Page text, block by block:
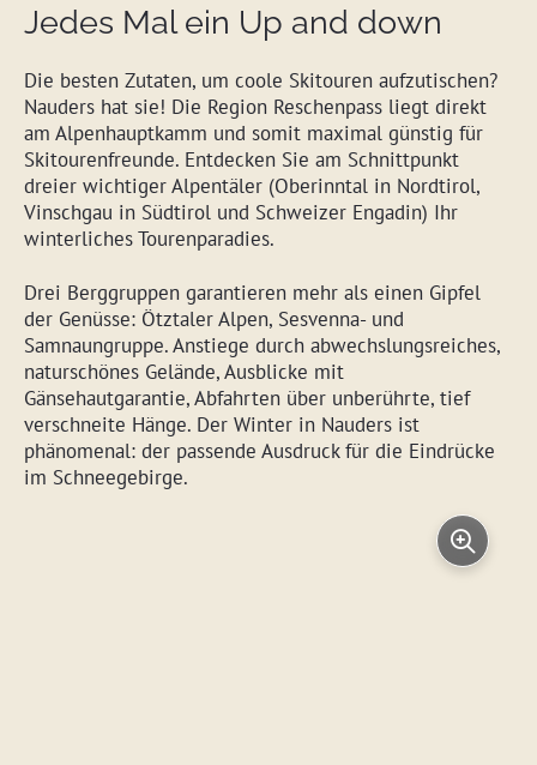
Jedes Mal ein Up and down
Die besten Zutaten, um coole Skitouren aufzutischen?
Nauders hat sie! Die Region Reschenpass liegt direkt
am Alpenhauptkamm und somit maximal günstig für
Skitourenfreunde. Entdecken Sie am Schnittpunkt
dreier wichtiger Alpentäler (Oberinntal in Nordtirol,
Vinschgau in Südtirol und Schweizer Engadin) Ihr
winterliches Tourenparadies.
Drei Berggruppen garantieren mehr als einen Gipfel
der Genüsse: Ötztaler Alpen, Sesvenna- und
Samnaungruppe. Anstiege durch abwechslungsreiches,
naturschönes Gelände, Ausblicke mit
Gänsehautgarantie, Abfahrten über unberührte, tief
verschneite Hänge. Der Winter in Nauders ist
phänomenal: der passende Ausdruck für die Eindrücke
im Schneegebirge.